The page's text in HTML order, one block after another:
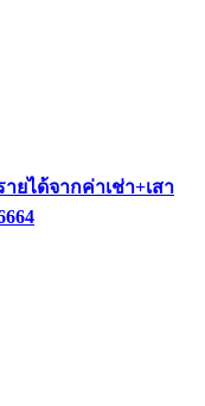
ยได้จากค่าเช่า+เสา